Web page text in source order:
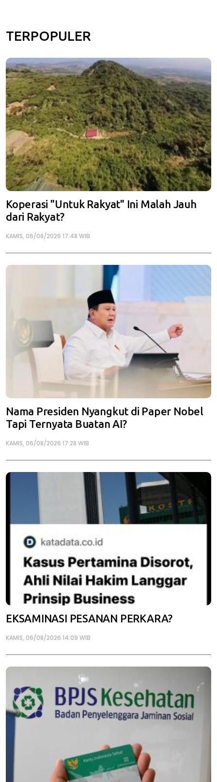
TERPOPULER
Koperasi "Untuk Rakyat" Ini Malah Jauh
dari Rakyat?
KAMIS, 06/08/2026 17:48 WIB
Nama Presiden Nyangkut di Paper Nobel
Tapi Ternyata Buatan AI?
KAMIS, 06/08/2026 17:28 WIB
EKSAMINASI PESANAN PERKARA?
KAMIS, 06/08/2026 14:09 WIB